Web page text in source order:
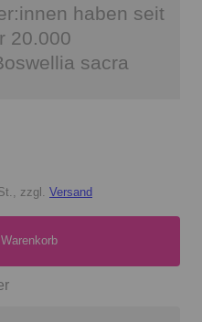
haben seit
20.000
sacra
zzgl. Versand
Warenkorb